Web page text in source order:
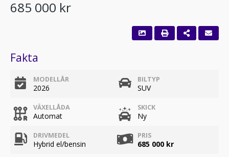
685 000 kr
Fakta
MODELLÅR
2026
BILTYP
SUV
VÄXELLÅDA
Automat
SKICK
Ny
DRIVMEDEL
Hybrid el/bensin
PRIS
685 000 kr